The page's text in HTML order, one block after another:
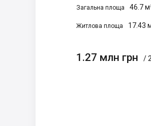
Загальна площа 46.7
Житлова площа 17.43
1.27 млн грн /